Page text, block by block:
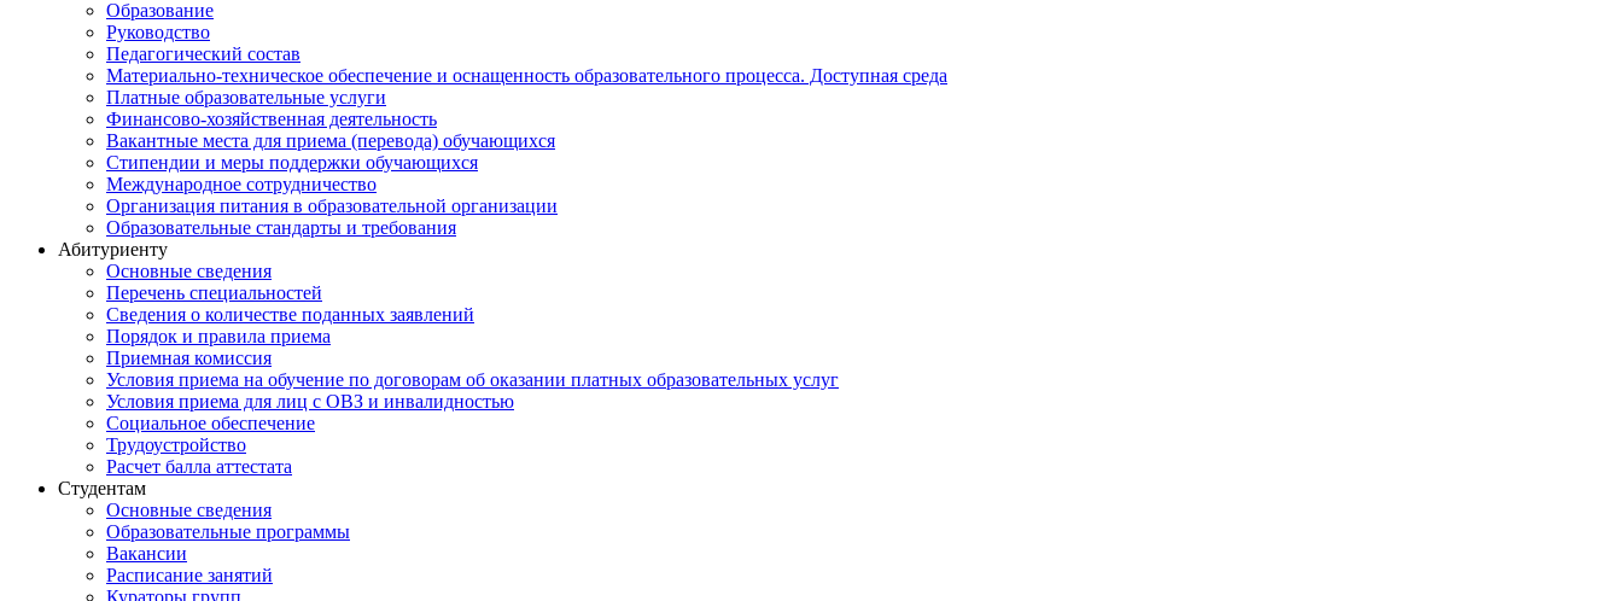
Образование
Руководство
Педагогический состав
Материально-техническое обеспечение и оснащенность образовательного процесса. Доступная среда
Платные образовательные услуги
Финансово-хозяйственная деятельность
Вакантные места для приема (перевода) обучающихся
Стипендии и меры поддержки обучающихся
Международное сотрудничество
Организация питания в образовательной организации
Образовательные стандарты и требования
Абитуриенту
Основные сведения
Перечень специальностей
Cведения о количестве поданных заявлений
Порядок и правила приема
Приемная комиссия
Условия приема на обучение по договорам об оказании платных образовательных услуг
Условия приема для лиц с ОВЗ и инвалидностью
Социальное обеспечение
Трудоустройство
Расчет балла аттестата
Студентам
Основные сведения
Образовательные программы
Вакансии
Расписание занятий
Кураторы групп